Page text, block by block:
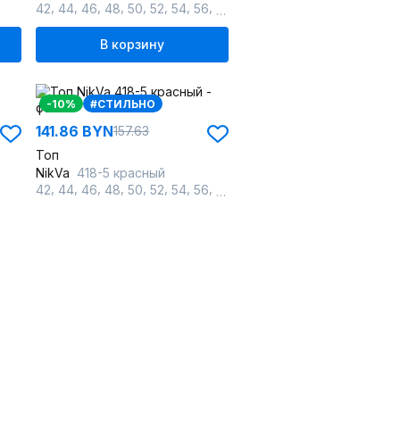
42 44 46 48 50 52 54 56
В корзину
-10% #СТИЛЬНО
141.86 BYN157.63
Топ
NikVa 418-5 красный
42 44 46 48 50 52 54 56